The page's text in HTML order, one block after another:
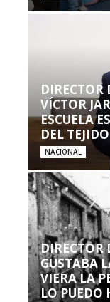
DIRECTOR
VÍCTOR
ESCUELA
DEL
NACIONAL
DIRECTOR
GUSTABA
VIERA LA
LO PUEDO